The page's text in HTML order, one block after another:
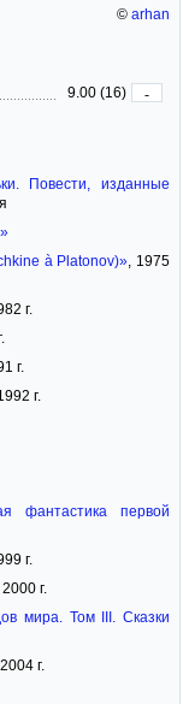
© arhan
9.00 (16) -
Повести, изданные
à Platonov)» , 1975
г.
г.
г.
фантастика первой
г.
г.
мира. Том III. Сказки
г.